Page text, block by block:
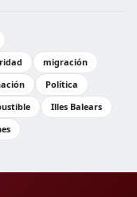
migración
Política
Illes Balears